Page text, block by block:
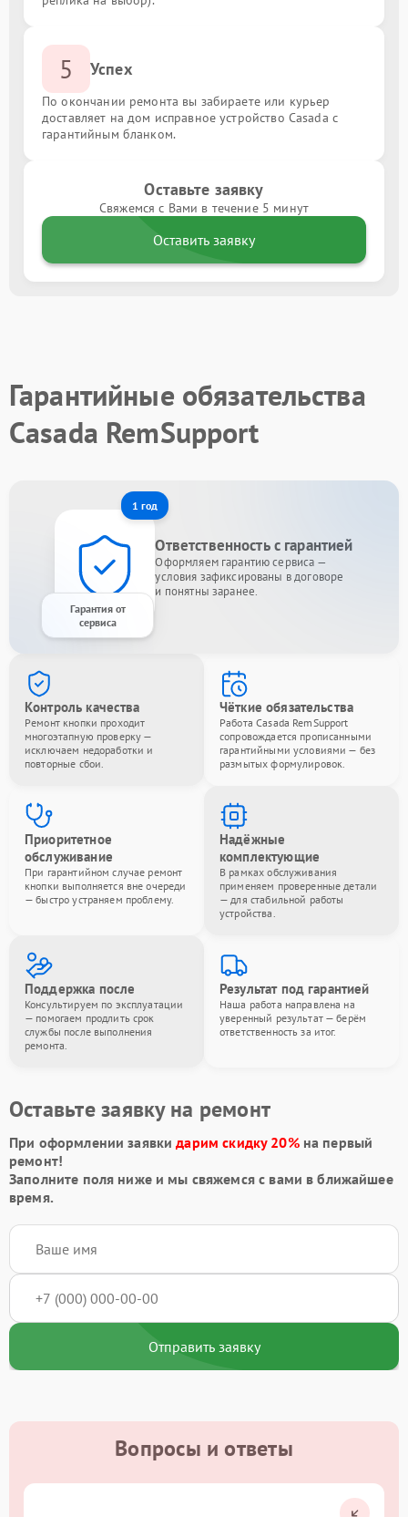
5 Успех
По окончании ремонта вы забираете или курьер
доставляет на дом исправное устройство Casada с
гарантийным бланком.
Оставьте заявку
Свяжемся с Вами в течение 5 минут
Оставить заявку
Гарантийные обязательства
Casada RemSupport
1 год
Гарантия от
сервиса
Ответственность с гарантией
Оформляем гарантию сервиса —
условия зафиксированы в договоре
и понятны заранее.
Контроль качества
Ремонт кнопки проходит
многоэтапную проверку —
исключаем недоработки и
повторные сбои.
Чёткие обязательства
Работа Casada RemSupport
сопровождается прописанными
гарантийными условиями — без
размытых формулировок.
Приоритетное
обслуживание
При гарантийном случае ремонт
кнопки выполняется вне очереди
— быстро устраняем проблему.
Надёжные
комплектующие
В рамках обслуживания
применяем проверенные детали
— для стабильной работы
устройства.
Поддержка после
Консультируем по эксплуатации
— помогаем продлить срок
службы после выполнения
ремонта.
Результат под гарантией
Наша работа направлена на
уверенный результат — берём
ответственность за итог.
Оставьте заявку на ремонт
При оформлении заявкидарим скидку 20%на первый
ремонт!
Заполните поля ниже и мы свяжемся с вами в ближайшее
время.
Отправить заявку
Вопросы и ответы